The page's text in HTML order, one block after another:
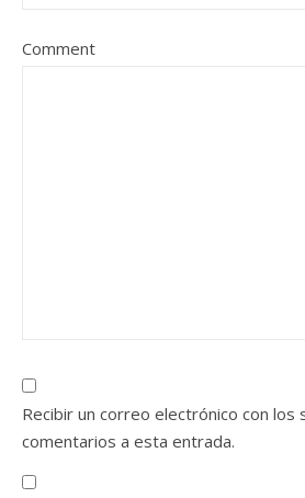
Comment
Recibir un correo electrónico con los
comentarios a esta entrada.